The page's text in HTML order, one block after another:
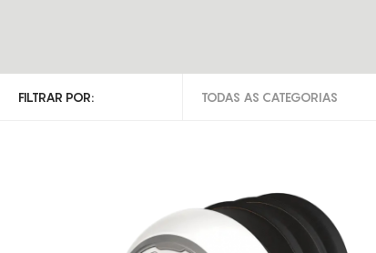
FILTRAR POR: TODAS AS CATEGORIAS